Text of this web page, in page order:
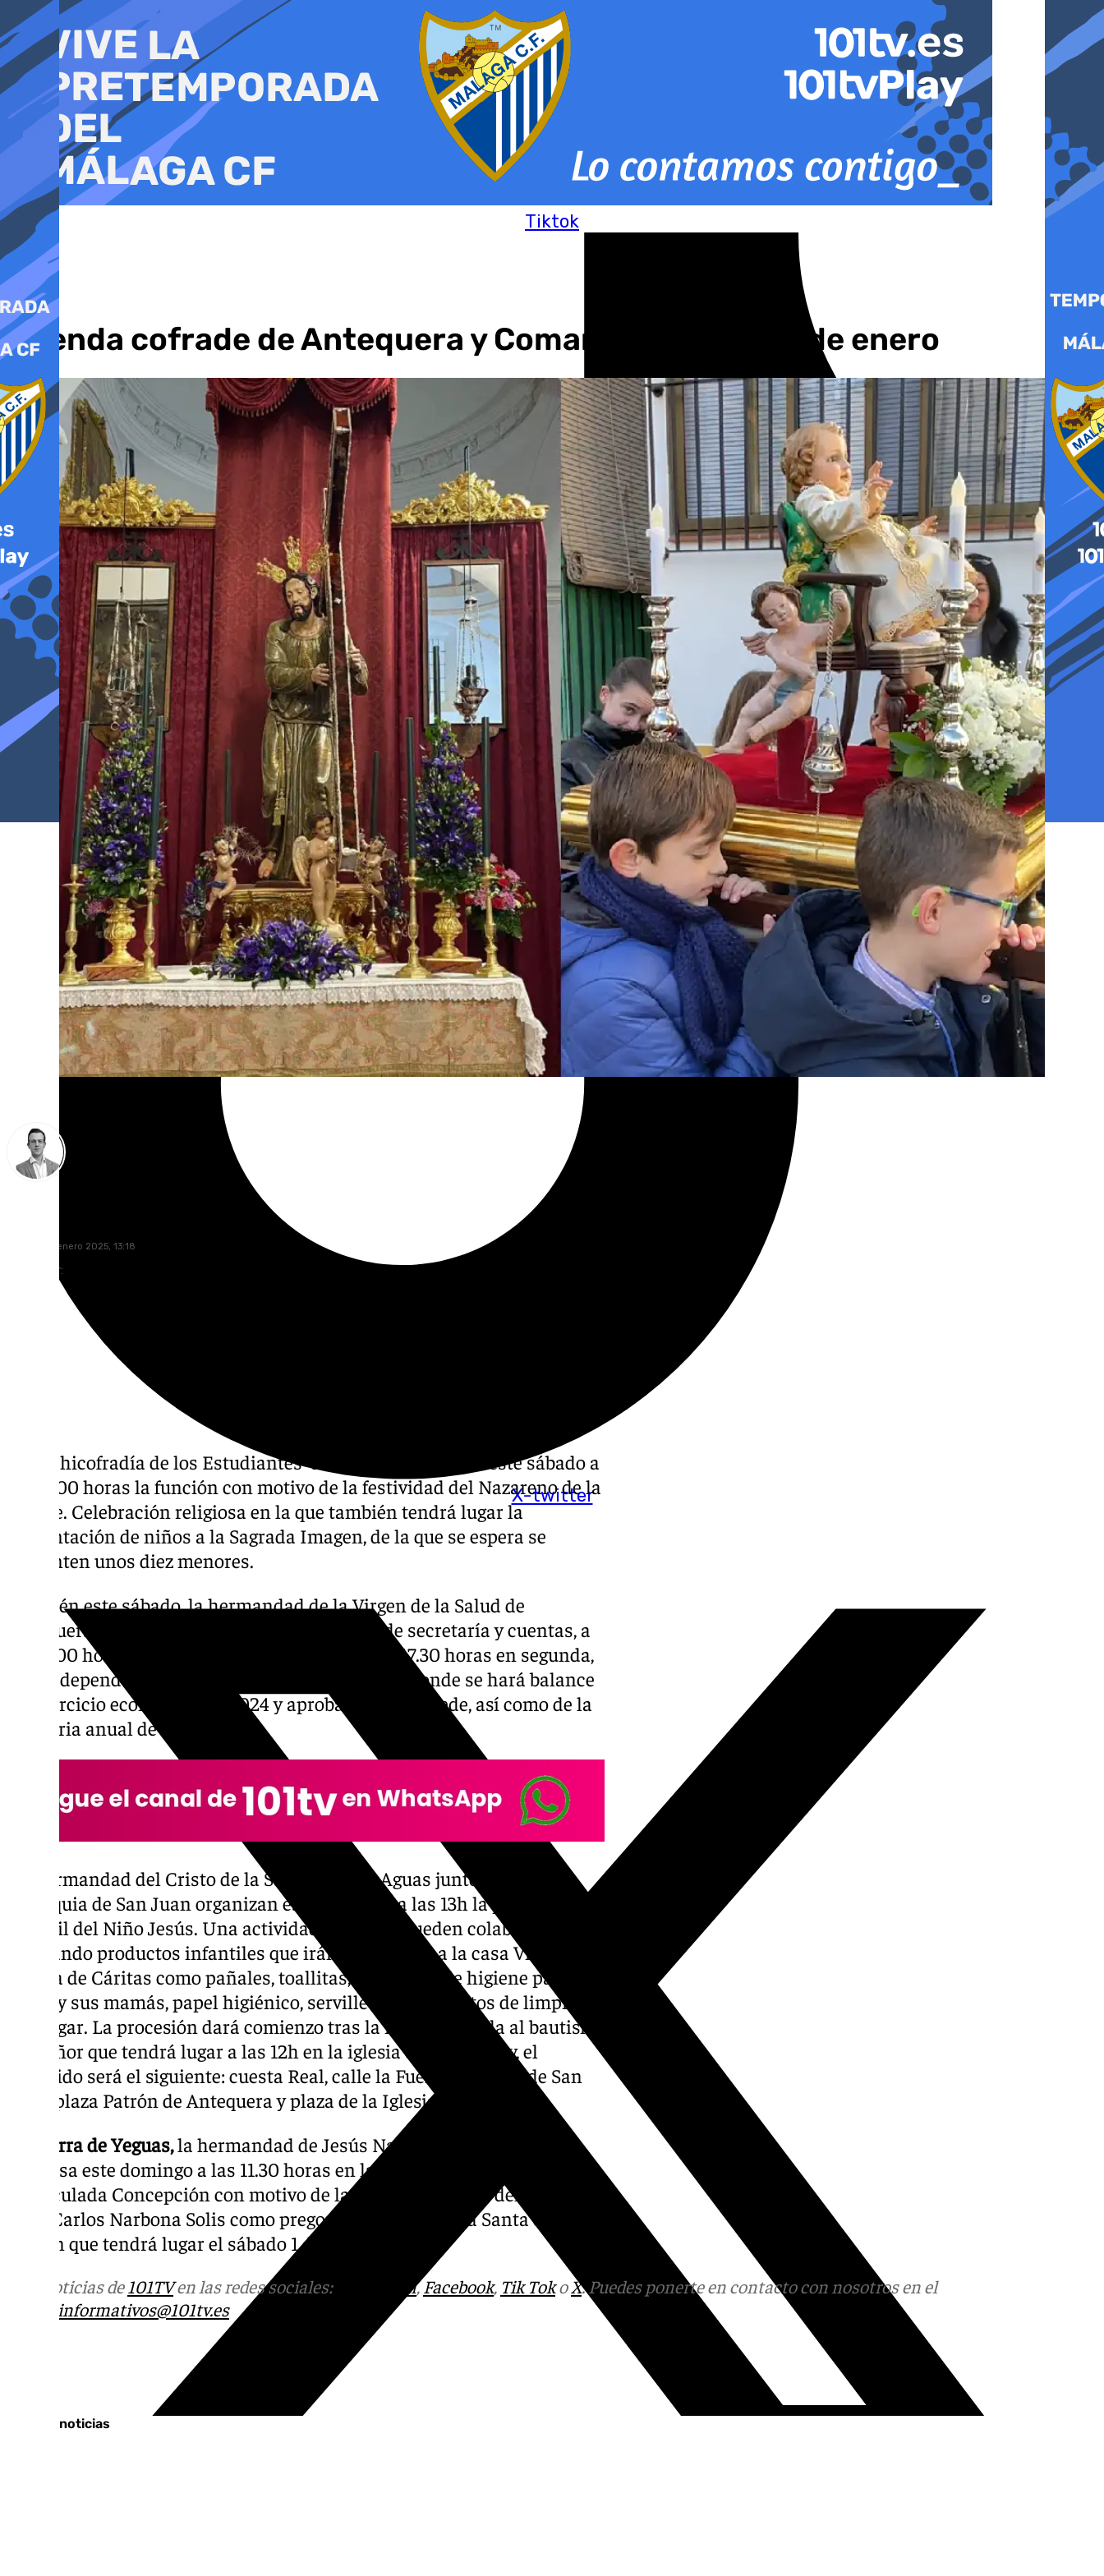
al
contenido
Tiktok
X-twitter
Agenda cofrade de Antequera y Comarca del 10 al 14 de enero
viernes, 10 enero 2025, 13:18
Compartir:
La Archicofradía de los Estudiantes de
celebra este sábado a
las 13.00 horas la función con motivo de la festividad del Nazareno de la
Sangre. Celebración religiosa en la que también tendrá lugar la
presentación de niños a la Sagrada Imagen, de la que se espera se
presenten unos diez menores.
También este sábado, la hermandad de la Virgen de la Salud de
Antequera convoca a sus hermanos a cabildo de secretaría y cuentas, a
las 17.00 horas en primera convocatoria, y a las 17.30 horas en segunda,
en las dependencias de la parroquia de Santiago donde se hará balance
del ejercicio económico de 2024 y aprobación si procede, así como de la
memoria anual de secretaría.
La Hermandad del Cristo de la Salud y de las Aguas junto con la
parroquia de San Juan organizan este domingo a las 13h la procesión
infantil del Niño Jesús. Una actividad en la que pueden colaborar
aportando productos infantiles que irán destinados a la casa Virgen de
Espera de Cáritas como pañales, toallitas, productos de higiene para
bebés y sus mamás, papel higiénico, servilletas o productos de limpieza
del hogar. La procesión dará comienzo tras la misa dedicada al bautismo
del Señor que tendrá lugar a las 12h en la iglesia de San Juan y, el
recorrido será el siguiente: cuesta Real, calle la Fuente, bloques de San
Juan, plaza Patrón de Antequera y plaza de la Iglesia.
Sierra de Yeguas,la hermandad de Jesús Nazareno celebra función
religiosa este domingo a las 11.30 horas en la iglesia parroquial de la
Inmaculada Concepción con motivo de la entrega de tapas del pregón a
Juan Carlos Narbona Solis como pregonero de la Semana Santa de 2025.
Pregón que tendrá lugar el sábado 1 de marzo.
Más noticias de 101TVen las redes sociales: Instagram,Facebook, Tik TokoX. Puedes ponerte en contacto con nosotros en el
informativos@101tv.es
Últimas noticias